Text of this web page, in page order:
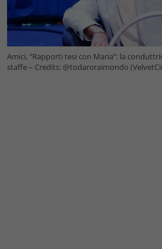
Amici, “Rapporti tesi con Maria”: la
staffe – Credits: @todaroraimondo